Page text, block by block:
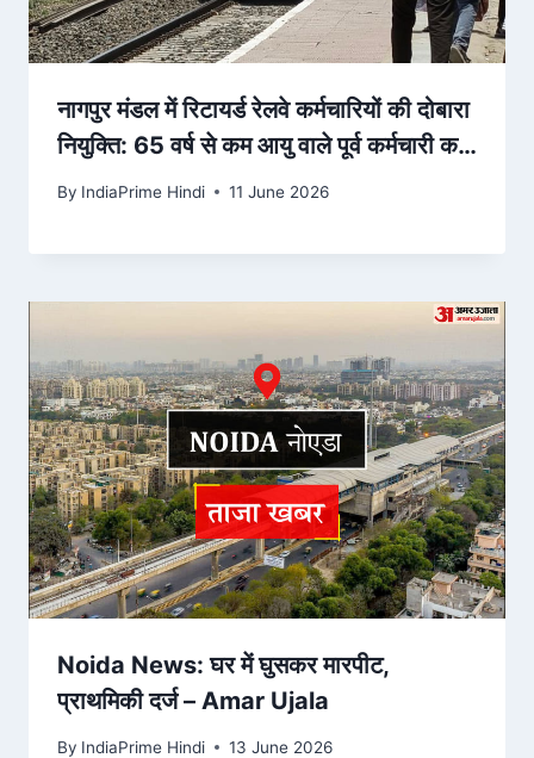
नागपुर मंडल में रिटायर्ड रेलवे कर्मचारियों की दोबारा
नियुक्ति: 65 वर्ष से कम आयु वाले पूर्व कर्मचारी कर
सकत… – Dainik Bhaskar
By IndiaPrime Hindi 11 June 2026
Noida News: घर में घुसकर मारपीट,
प्राथमिकी दर्ज – Amar Ujala
By IndiaPrime Hindi 13 June 2026